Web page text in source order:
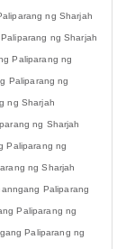
ng Sharjah
ng Sharjah
Paliparang ng
Paliparang ng
ng Sharjah
ng Sharjah
Paliparang ng
ng Sharjah
Paliparang
Paliparang ng
Paliparang ng